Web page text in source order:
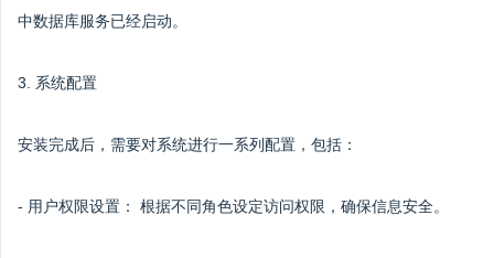
中数据库服务已经启动。
3. 系统配置
安装完成后，需要对系统进行一系列配置，包括：
- 用户权限设置： 根据不同角色设定访问权限，确保信息安全。